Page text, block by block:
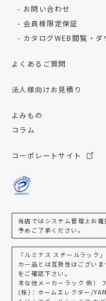
お問い合わせ
会員様限定保証
カタログWEB閲覧・ダ
よくあるご質問
法人様向けお見積り
よみもの
コラム
コーポレートサイト
当店ではシステム管理上お電
予めご了承ください。
「ルミナス スチールラック
カー品とは互換性はござい
をご確認下さい。
主な他メーカーラック 例）
(株)：ホームエレクター/